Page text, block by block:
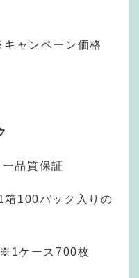
ャンペーン価格
品質保証
箱100パック入りの
ケース700枚